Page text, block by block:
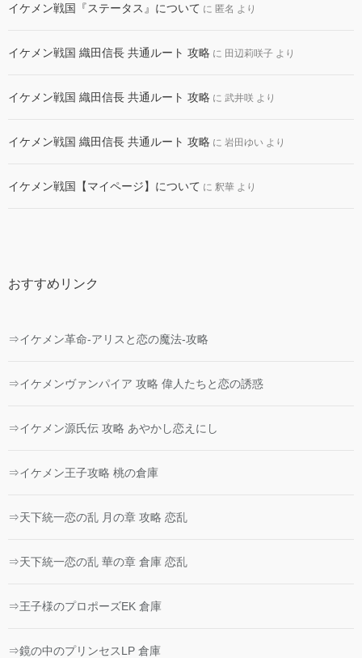
イケメン戦国『ステータス』について に 匿名 より
イケメン戦国 織田信長 共通ルート 攻略 に 田辺莉咲子 より
イケメン戦国 織田信長 共通ルート 攻略 に 武井咲 より
イケメン戦国 織田信長 共通ルート 攻略 に 岩田ゆい より
イケメン戦国【マイページ】について に 釈華 より
おすすめリンク
⇒イケメン革命-アリスと恋の魔法-攻略
⇒イケメンヴァンパイア 攻略 偉人たちと恋の誘惑
⇒イケメン源氏伝 攻略 あやかし恋えにし
⇒イケメン王子攻略 桃の倉庫
⇒天下統一恋の乱 月の章 攻略 恋乱
⇒天下統一恋の乱 華の章 倉庫 恋乱
⇒王子様のプロポーズEK 倉庫
⇒鏡の中のプリンセスLP 倉庫